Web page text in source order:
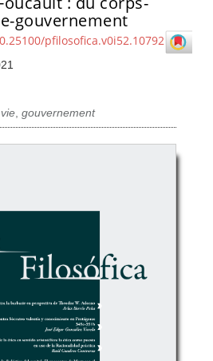
gouvernement
pfilosofica.v0i52.10792
vie,gouvernement